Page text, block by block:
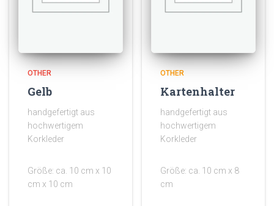
OTHER
Gelb
handgefertigt aus
hochwertigem
Korkleder
Größe: ca. 10 cm x 10
cm x 10 cm
OTHER
Kartenhalter
handgefertigt aus
hochwertigem
Korkleder
Größe: ca. 10 cm x 8
cm